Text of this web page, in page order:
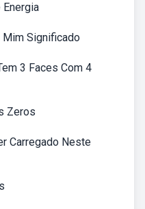
Mim Significado
3 Faces Com 4
Zeros
Carregado Neste